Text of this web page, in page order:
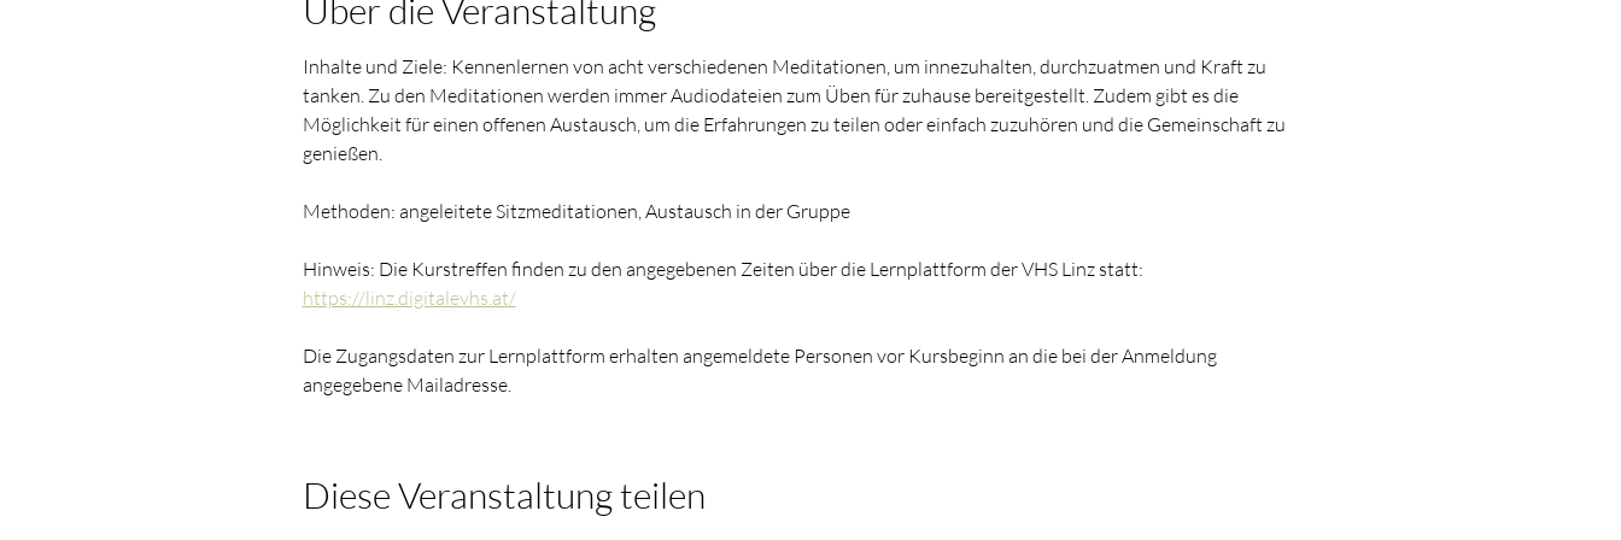
Über die Veranstaltung
Inhalte und Ziele: Kennenlernen von acht verschiedenen Meditationen, um innezuhalten, durchzuatmen und Kraft zu
tanken. Zu den Meditationen werden immer Audiodateien zum Üben für zuhause bereitgestellt. Zudem gibt es die
Möglichkeit für einen offenen Austausch, um die Erfahrungen zu teilen oder einfach zuzuhören und die Gemeinschaft zu
genießen.
Methoden: angeleitete Sitzmeditationen, Austausch in der Gruppe
Hinweis: Die Kurstreffen finden zu den angegebenen Zeiten über die Lernplattform der VHS Linz statt:
https://linz.digitalevhs.at/
Die Zugangsdaten zur Lernplattform erhalten angemeldete Personen vor Kursbeginn an die bei der Anmeldung
angegebene Mailadresse.
Diese Veranstaltung teilen